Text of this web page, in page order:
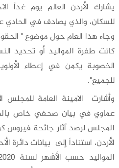
يشارك الأردن العالم يوم غداً
للسكان، والذي يصادف في
وجاء هذا العام حول موضوع "
كانت طفرة المواليد أو تحديد
الخصوبة يكمن في إعطاء
للجميع".
وأشارت الامينة العامة للمجلس
عماوي في بيان صحفي خاص
المجلس لرصد آثار جائحة فيروس
الأردن، استناداً إلى بيانات دائرة